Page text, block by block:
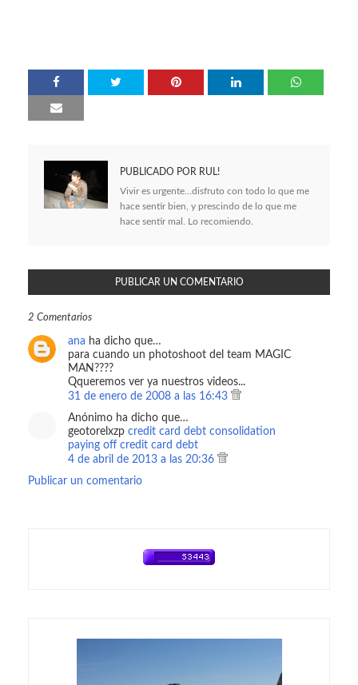
PUBLICADO POR RUL!
Vivir es urgente...disfruto con todo lo que me
hace sentir bien, y prescindo de lo que me
hace sentir mal. Lo recomiendo.
PUBLICAR UN COMENTARIO
2 Comentarios
ana ha dicho que…
para cuando un photoshoot del team MAGIC
MAN????
Qqueremos ver ya nuestros videos...
31 de enero de 2008 a las 16:43
Anónimo ha dicho que…
geotorelxzp credit card debt consolidation
paying off credit card debt
4 de abril de 2013 a las 20:36
Publicar un comentario